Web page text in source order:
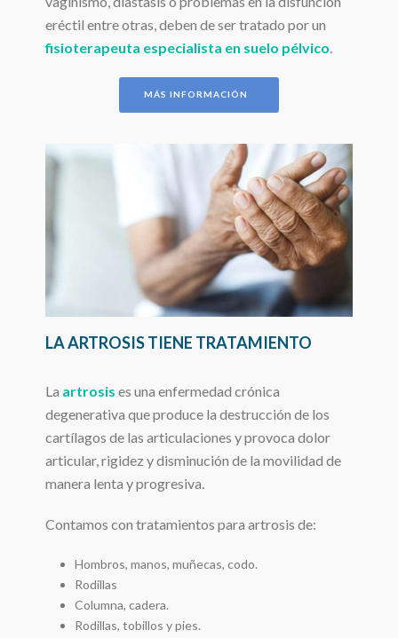
eréctil entre otras, deben de ser tratado por un
fisioterapeuta especialista en suelo pélvico.
MÁS INFORMACIÓN
LA ARTROSIS TIENE TRATAMIENTO
La artrosis es una enfermedad crónica
degenerativa que produce la destrucción de los
cartílagos de las articulaciones y provoca dolor
articular, rigidez y disminución de la movilidad de
manera lenta y progresiva.
Contamos con tratamientos para artrosis de:
Hombros, manos, muñecas, codo.
Rodillas
Columna, cadera.
Rodillas, tobillos y pies.